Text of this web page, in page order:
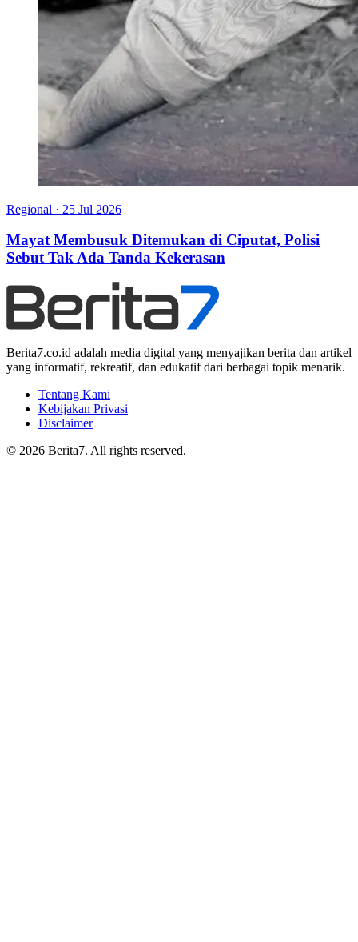
Regional · 25 Jul 2026
Mayat Membusuk Ditemukan di Ciputat, Polisi
Sebut Tak Ada Tanda Kekerasan
Berita7.co.id adalah media digital yang menyajikan berita dan artikel
yang informatif, rekreatif, dan edukatif dari berbagai topik menarik.
Tentang Kami
Kebijakan Privasi
Disclaimer
© 2026 Berita7. All rights reserved.